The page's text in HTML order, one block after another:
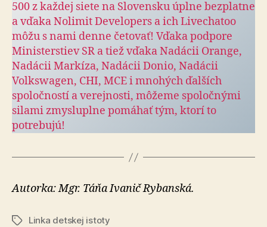
500 z každej siete na Slovensku úplne bez­platne
a vďaka Nolimit Developers a ich Livechatoo
môžu s nami denne četovať! Vďaka podpore
Ministerstiev SR a tiež vďaka Nadácii Orange,
Nadácii Markíza, Nadácii Donio, Nadácii
Volkswagen, CHI, MCE i mnohých ďalších
spoločností a verejnosti, môžeme spoločnými
silami zmysluplne pomáhať tým, ktorí to
potrebujú!
Autorka: Mgr. Táňa Ivanič Rybanská.
ZnačkyLinka detskej istoty